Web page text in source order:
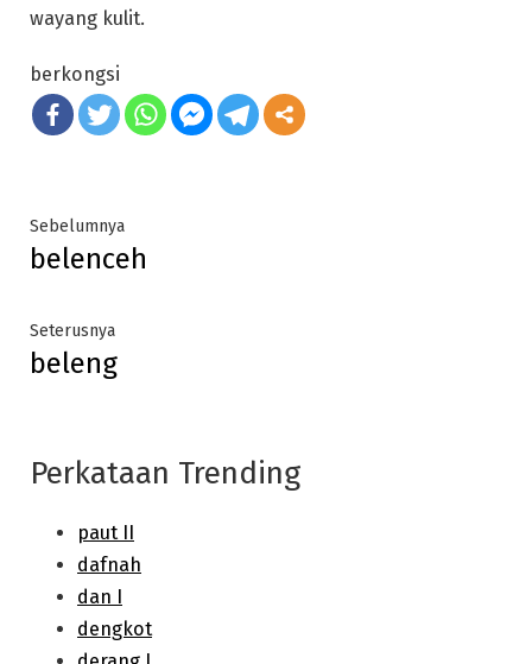
wayang kulit.
berkongsi
Post
navigation
SebelumnyaPrevious
post:
belenceh
SeterusnyaNext
post:
beleng
Perkataan Trending